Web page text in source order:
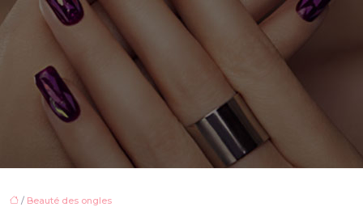
/ Beauté des ongles